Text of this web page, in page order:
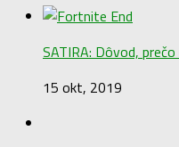
SATIRA: Dôvod,
15 okt, 2019